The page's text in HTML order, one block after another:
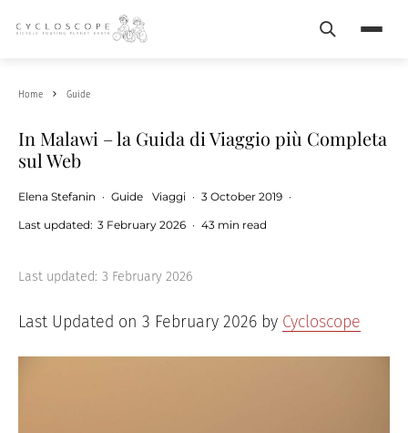
Search
Home Guide
In Malawi – la Guida di Viaggio più Completa
sul Web
Elena Stefanin · Guide Viaggi · 3 October 2019 ·
Last updated: 3 February 2026 · 43 min read
Last updated: 3 February 2026
Last Updated on 3 February 2026 by Cycloscope